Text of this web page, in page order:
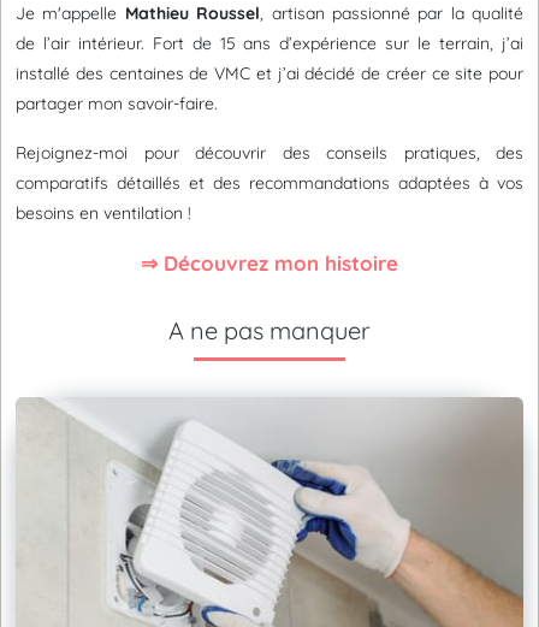
Je m'appelle Mathieu Roussel, artisan passionné par la qualité
de l’air intérieur. Fort de 15 ans d’expérience sur le terrain, j’ai
installé des centaines de VMC et j’ai décidé de créer ce site pour
partager mon savoir-faire.
Rejoignez-moi pour découvrir des conseils pratiques, des
comparatifs détaillés et des recommandations adaptées à vos
besoins en ventilation !
⇒ Découvrez mon histoire
A ne pas manquer